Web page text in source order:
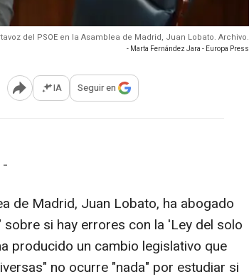
del PSOE en la Asamblea de Madrid, Juan Lobato. Archivo.
- Marta Fernández Jara - Europa Press
Abrir opciones para compartir
IA Seguir en
de Madrid, Juan Lobato, ha abogado
si hay errores con la 'Ley del solo
producido un cambio legislativo que
no ocurre "nada" por estudiar si